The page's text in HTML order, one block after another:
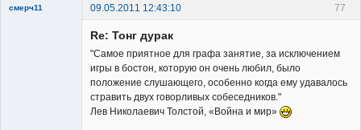
77
смерч11
09.05.2011 12:43:10
Re: Тонг дурак
"Самое приятное для графа занятие, за исключением
игры в бостон, которую он очень любил, было
положение слушающего, особенно когда ему удавалось
стравить двух говорливых собеседников."
Лев Николаевич Толстой, «Война и мир»